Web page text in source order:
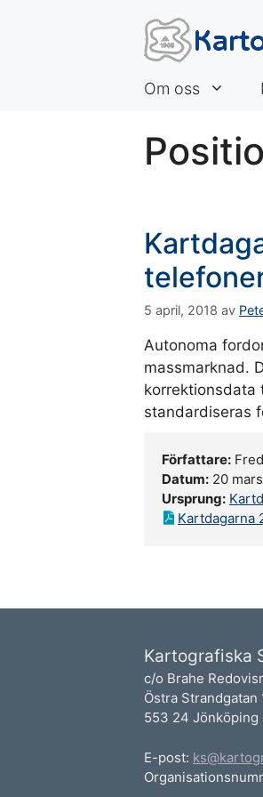
Om oss
5 april, 2018 av
Autonoma
massmarknad.
korrektionsdata
standardiseras
Författare:
Datum: 20
Ursprung:
Kartdagarna
Kartografiska
c/o Brahe
Östra Strandgatan
553 24 Jönköping
E-post: